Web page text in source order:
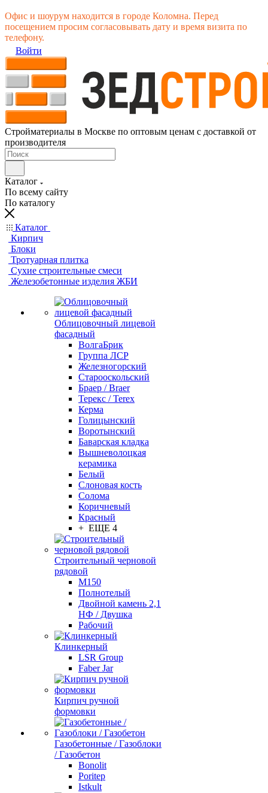
Офис и шоурум находится в городе Коломна. Перед
посещением просим согласовывать дату и время визита по
телефону.
Войти
Стройматериалы в Москве по оптовым ценам с доставкой от
производителя
Каталог
По всему сайту
По каталогу
Каталог
Кирпич
Блоки
Тротуарная плитка
Сухие строительные смеси
Железобетонные изделия ЖБИ
Облицовочный лицевой
фасадный
ВолгаБрик
Группа ЛСР
Железногорский
Старооскольский
Браер / Braer
Терекс / Terex
Керма
Голицынский
Воротынский
Баварская кладка
Вышневолоцкая
керамика
Белый
Слоновая кость
Солома
Коричневый
Красный
+ ЕЩЕ 4
Строительный черновой
рядовой
М150
Полнотелый
Двойной камень 2,1
НФ / Двушка
Рабочий
Клинкерный
LSR Group
Faber Jar
Кирпич ручной
формовки
Газобетонные / Газоблоки
/ Газобетон
Bonolit
Poritep
Istkult